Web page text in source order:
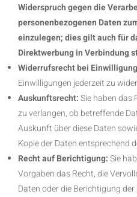
Widerspruch gegen die
personenbezogenen Daten
einzulegen; dies gilt auch für
Direktwerbung in Verbindung
Widerrufsrecht bei
Einwilligungen jederzeit zu
Auskunftsrecht:Sie haben das
zu verlangen, ob betreffende
Auskunft über diese Daten
Kopie der Daten entsprechend
Recht auf Berichtigung:Sie
Vorgaben das Recht, die
Daten oder die Berichtigung